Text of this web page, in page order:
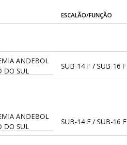
ESCALÃO/FUNÇÃO
ANDEBOL
DO SUL
SUB-14 F / SUB-16 F
ANDEBOL
DO SUL
SUB-14 F / SUB-16 F